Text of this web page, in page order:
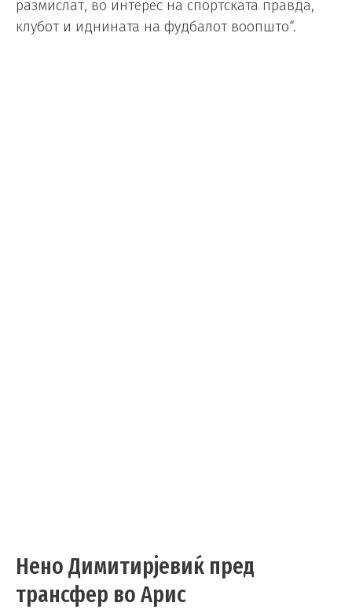
размислат, во интерес на спортската правда,
клубот и иднината на фудбалот воопшто“.
Нено Димитирјевиќ пред
трансфер во Арис